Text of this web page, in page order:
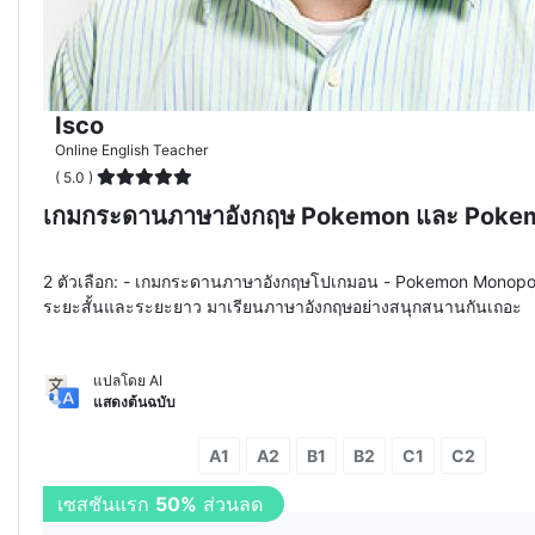
Isco
Online English Teacher
( 5.0 )
เกมกระดานภาษาอังกฤษ Pokemon และ
2 ตัวเลือก: - เกมกระดานภาษาอังกฤษโปเกมอน - Pokemon
ระยะสั้นและระยะยาว มาเรียนภาษาอังกฤษอย่างสนุกสนานกันเถอะ
แปลโดย AI
แสดงต้นฉบับ
A1 A2 B1 B2 C1 C2
2เซสชัน30%ส่วนลด